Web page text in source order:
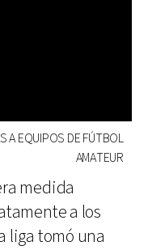
A EQUIPOS DE FÚTBOL
AMATEUR
medida
a los
liga tomó una